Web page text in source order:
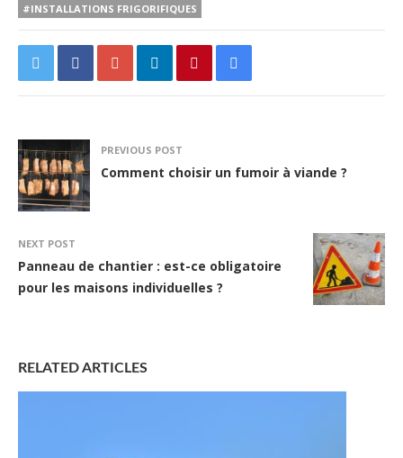
#INSTALLATIONS FRIGORIFIQUES
PREVIOUS POST
Comment choisir un fumoir à viande ?
NEXT POST
Panneau de chantier : est-ce obligatoire
pour les maisons individuelles ?
RELATED ARTICLES